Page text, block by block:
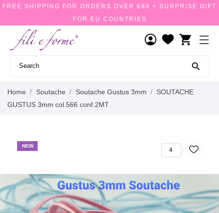
FREE SHIPPING FOR ORDERS OVER €89 + SURPRISE GIFT
FOR EU COUNTRIES
shopping_cart

Home Soutache Soutache Gustus 3mm
SOUTACHE
GUSTUS 3mm col.566 conf.2MT
NEW
4